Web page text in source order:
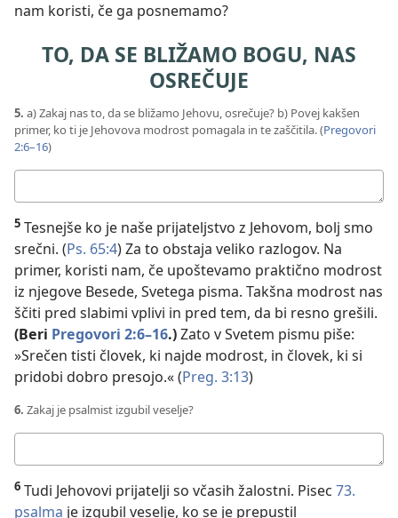
nam koristi, če ga posnemamo?
TO, DA SE BLIŽAMO BOGU, NAS
OSREČUJE
5. a) Zakaj nas to, da se bližamo Jehovu, osrečuje? b) Povej kakšen
primer, ko ti je Jehovova modrost pomagala in te zaščitila. (Pregovori
2:6–16)
odgovor:
5 Tesnejše ko je naše prijateljstvo z Jehovom, bolj smo
srečni. (Ps. 65:4) Za to obstaja veliko razlogov. Na
primer, koristi nam, če upoštevamo praktično modrost
iz njegove Besede, Svetega pisma. Takšna modrost nas
ščiti pred slabimi vplivi in pred tem, da bi resno grešili.
(Beri Pregovori 2:6–16.)Zato v Svetem pismu piše:
»Srečen tisti človek, ki najde modrost, in človek, ki si
pridobi dobro presojo.« (Preg. 3:13)
6. Zakaj je psalmist izgubil veselje?
odgovor:
6 Tudi Jehovovi prijatelji so včasih žalostni. Pisec 73.
psalma je izgubil veselje, ko se je prepustil